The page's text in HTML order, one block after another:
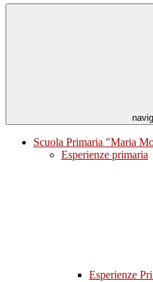
Scuola Primaria "Maria
Esperienze primaria
Esperienze